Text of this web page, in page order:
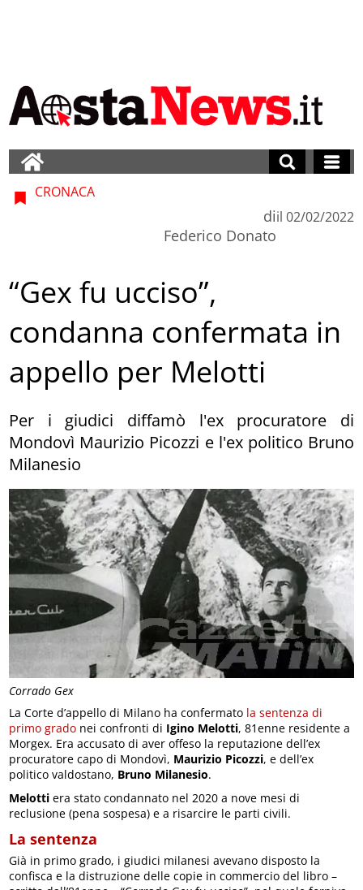
Corrado Gex
CRONACA
di
Federico Donato
il 02/02/2022
“Gex fu ucciso”,
condanna confermata in
appello per Melotti
Per i giudici diffamò l'ex procuratore di
Mondovì Maurizio Picozzi e l'ex politico Bruno
Milanesio
La Corte d’appello di Milano ha confermato la sentenza di
primo grado nei confronti di Igino Melotti, 81enne residente a
Morgex. Era accusato di aver offeso la reputazione dell’ex
procuratore capo di Mondovì, Maurizio Picozzi, e dell’ex
politico valdostano, Bruno Milanesio.
Melotti era stato condannato nel 2020 a nove mesi di
reclusione (pena sospesa) e a risarcire le parti civili.
La sentenza
Già in primo grado, i giudici milanesi avevano disposto la
confisca e la distruzione delle copie in commercio del libro –